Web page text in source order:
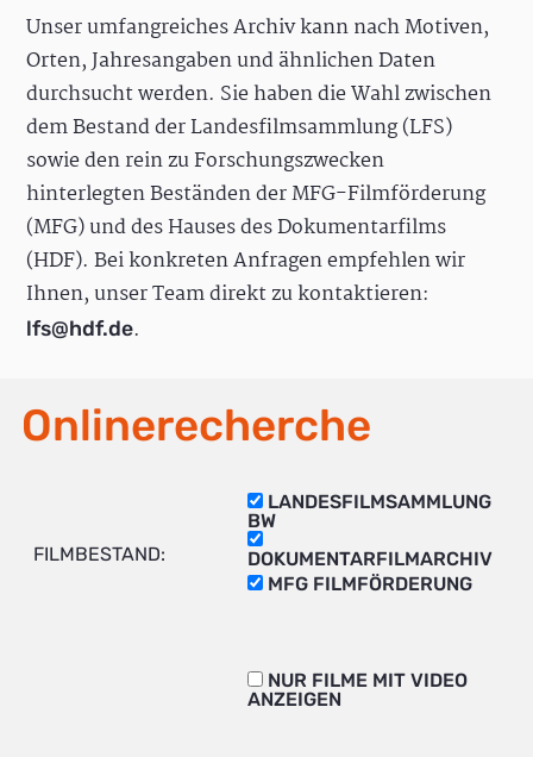
Unser umfangreiches Archiv kann nach Motiven,
Orten, Jahresangaben und ähnlichen Daten
durchsucht werden. Sie haben die Wahl zwischen
dem Bestand der Landesfilmsammlung (LFS)
sowie den rein zu Forschungszwecken
hinterlegten Beständen der MFG-Filmförderung
(MFG) und des Hauses des Dokumentarfilms
(HDF). Bei konkreten Anfragen empfehlen wir
Ihnen, unser Team direkt zu kontaktieren:
lfs@hdf.de.
Onlinerecherche
FILMBESTAND:
LANDESFILMSAMMLUNG
BW
DOKUMENTARFILMARCHIV
MFG FILMFÖRDERUNG
NUR FILME MIT VIDEO
ANZEIGEN